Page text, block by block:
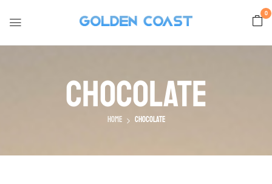
0
Chocolate
Home Chocolate